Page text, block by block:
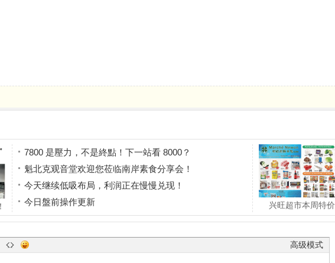
7800 是壓力，不是終點！下一站看 8000？
魁北克观音堂欢迎您莅临南岸素食分享会！
今天继续低吸布局，利润正在慢慢兑现！
今日盤前操作更新
酒肉朋友
兴旺超市本周特价
高级模式